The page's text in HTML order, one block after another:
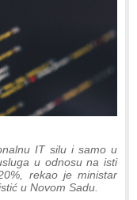
IT silu i samo u
u odnosu na isti
rekao je ministar
u Novom Sadu.